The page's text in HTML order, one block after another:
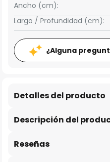
Ancho (cm):
Largo / Profundidad (cm):
¿Alguna
Descripción del
Detalles del producto
Reseñas